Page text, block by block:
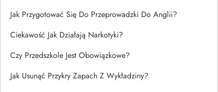
Jak Przygotować Się Do Przeprowadzki Do Anglii?
Ciekawość Jak Działają Narkotyki?
Czy Przedszkole Jest Obowiązkowe?
Jak Usunąć Przykry Zapach Z Wykładziny?